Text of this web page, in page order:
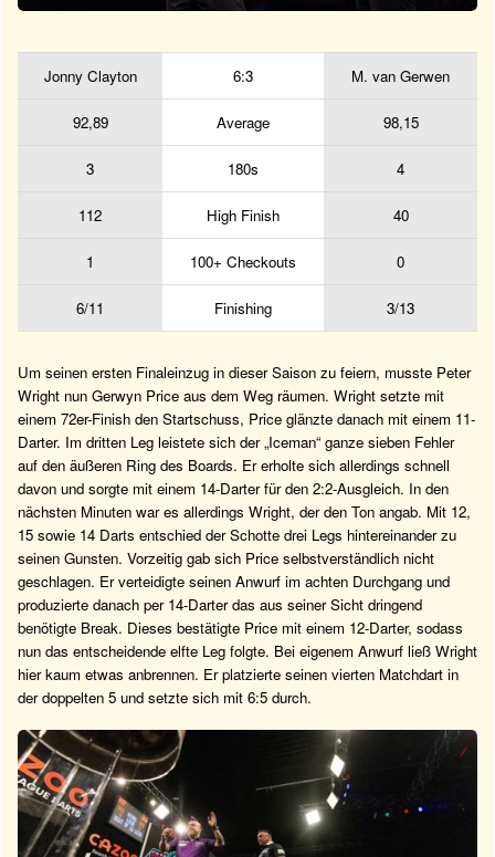
Jonny Clayton 6:3 M. van Gerwen
92,89 Average 98,15
3 180s 4
112 High Finish 40
1 100+ Checkouts 0
6/11 Finishing 3/13
Um seinen ersten Finaleinzug in dieser Saison zu feiern, musste Peter
Wright nun Gerwyn Price aus dem Weg räumen. Wright setzte mit
einem 72er-Finish den Startschuss, Price glänzte danach mit einem 11-
Darter. Im dritten Leg leistete sich der „Iceman“ ganze sieben Fehler
auf den äußeren Ring des Boards. Er erholte sich allerdings schnell
davon und sorgte mit einem 14-Darter für den 2:2-Ausgleich. In den
nächsten Minuten war es allerdings Wright, der den Ton angab. Mit 12,
15 sowie 14 Darts entschied der Schotte drei Legs hintereinander zu
seinen Gunsten. Vorzeitig gab sich Price selbstverständlich nicht
geschlagen. Er verteidigte seinen Anwurf im achten Durchgang und
produzierte danach per 14-Darter das aus seiner Sicht dringend
benötigte Break. Dieses bestätigte Price mit einem 12-Darter, sodass
nun das entscheidende elfte Leg folgte. Bei eigenem Anwurf ließ Wright
hier kaum etwas anbrennen. Er platzierte seinen vierten Matchdart in
der doppelten 5 und setzte sich mit 6:5 durch.